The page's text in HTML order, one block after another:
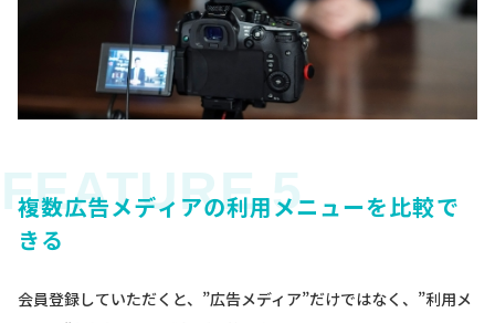
複数広告メディアの利用メニューを比較で
きる
会員登録していただくと、”広告メディア”だけではなく、”利用メ